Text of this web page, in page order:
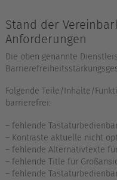
Stand der
Anforderungen
Die oben genannte
Folgende Teile/Inhalte/
barrierefrei:
– fehlende
– Kontraste aktuelle nicht
– fehlende Alternativtexte
– fehlende Title für
– fehlende